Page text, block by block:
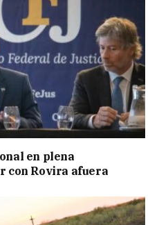
en plena
con Rovira afuera